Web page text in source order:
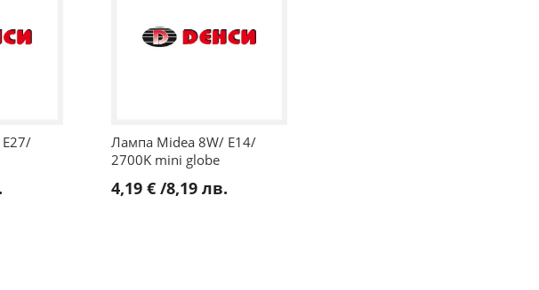
Лампа Midea 8W/ E14/
2700K mini globe
4,19 €/8,19 лв.